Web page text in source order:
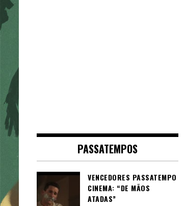
PASSATEMPOS
VENCEDORES PASSATEMPO
CINEMA: “DE MÃOS
ATADAS”